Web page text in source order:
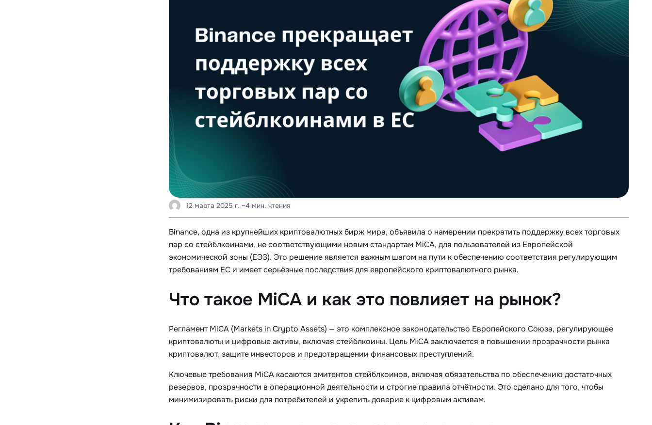
12 марта 2025 г. ~4 мин. чтения
Binance, одна из крупнейших криптовалютных бирж мира, объявила о намерении прекратить поддержку всех торговых
пар со стейблкоинами, не соответствующими новым стандартам MiCA, для пользователей из Европейской
экономической зоны (ЕЭЗ). Это решение является важным шагом на пути к обеспечению соответствия регулирующим
требованиям ЕС и имеет серьёзные последствия для европейского криптовалютного рынка.
Что такое MiCA и как это повлияет на рынок?
Регламент MiCA (Markets in Crypto Assets) — это комплексное законодательство Европейского Союза, регулирующее
криптовалюты и цифровые активы, включая стейблкоины. Цель MiCA заключается в повышении прозрачности рынка
криптовалют, защите инвесторов и предотвращении финансовых преступлений.
Ключевые требования MiCA касаются эмитентов стейблкоинов, включая обязательства по обеспечению достаточных
резервов, прозрачности в операционной деятельности и строгие правила отчётности. Это сделано для того, чтобы
минимизировать риски для потребителей и укрепить доверие к цифровым активам.